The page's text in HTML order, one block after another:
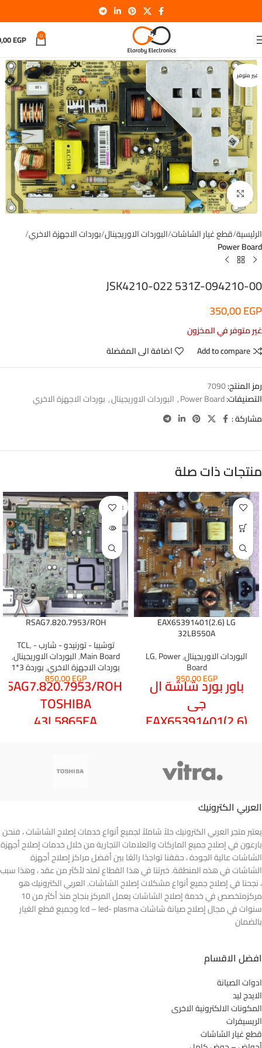
0
EGP
غير متوفر
اضغط للتكبير
الرئيسية قطع غيار الشاشات البوردات الاوريجينال بوردات الاجهزة الاخري
Power Board
JSK4210-022 531Z-094210-00
350,00EGP
غير متوفر في المخزون
Add to compare
اضافة الى المفضلة
رمز المنتج:7090
التصنيفات:Power Board
, البوردات الاوريجينال, بوردات الاجهزة الاخري
مشاركة :
منتجات ذات صلة
EAX65391401(2.6) LG
32LB550A
البوردات الاوريجينال,
LG,Power
Board
950,00EGP
باور بورد شاشة ال
جى
EAX65391401(2.6)
100% OK TESTED
غير متوفر
RSAG7.820.7953/ROH
توشيبا - تورنيدو - شارب - TCL,
Main Board
,البوردات الاوريجينال,
بوردات الاجهزة الاخري,بوردة 3*1
850,00EGP ROH
TOSHIBA
43L5865EA
العربي الكترونيك
يعتبر متجر العربي الكترونيك حلاً شاملاً لجميع أنواع خدمات إصلاح الشاشات ، فنحن
بارعون في إصلاح جميع الماركات والعلامات التجارية من خلال خدمات إصلاح أجهزة
الشاشات عالية الجودة ، حققنا تواجدًا رائعًا بين أفضل مراكز إصلاح أجهزة
الشاشات في هذه المنطقة. خبرتنا في هذا القطاع تمتد لأكثر من عقد ، وهذا سبب
، نجحنا في إصلاح جميع أنواع مشكلات إصلاح الشاشات. العربي الكترونيك هو
مركزمتخصص في خدمة إصلاح الشاشات يعمل المركز بنجاح منذ أكثر من 10
سنوات في مجال إصلاح صيانة شاشات lcd – led- plasma وجميع قطع الغيار
بالضمان
افضل الاقسام
ادوات الصيانة
الايدج ليد
المكونات الالكترونية الاخرى
الريسيفرات
قطع غيار الشاشات